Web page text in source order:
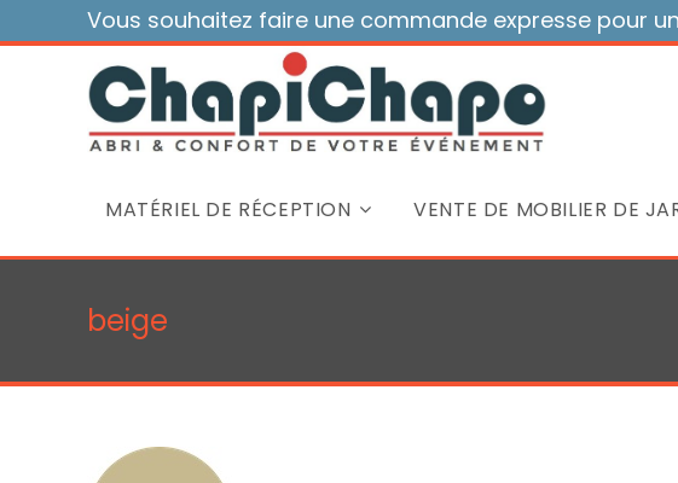
to
Vous souhaitez faire une commande expresse pour
MATÉRIEL DE RÉCEPTION VENTE DE MOBILIER DE
beige